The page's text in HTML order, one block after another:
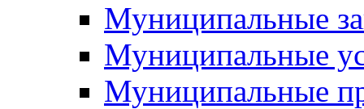
Муниципальные
Муниципальные
Муниципальные